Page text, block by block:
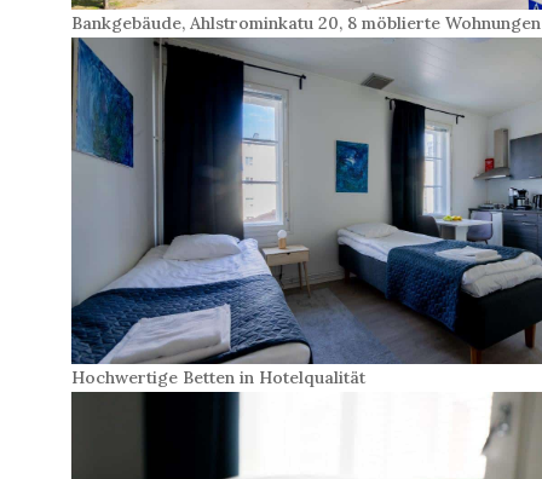
Bankgebäude, Ahlstrominkatu 20, 8 möblierte Wohnungen
Hochwertige Betten in Hotelqualität